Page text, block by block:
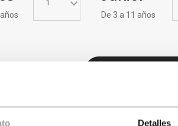
Detalles
De 3 a 11 años